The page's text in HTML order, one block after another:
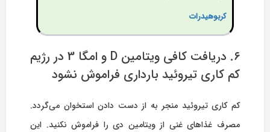
کربوهیدرات
۶. دریافت کافی ویتامین D و امگا 3 در رژیم
کم کاری تیروئید بارداری فراموش نشود
کم کاری تیروئید منجر به از دست دادن استخوان می‌گردد.
مصرف غذاهای غنی از ویتامین دی را فراموش نکنید. این